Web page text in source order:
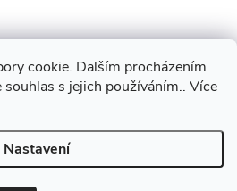
cookie. Dalším procházením
s jejich používáním.. Více
Nastavení
. Všechna práva vyhrazena.Upravit